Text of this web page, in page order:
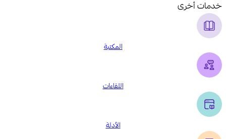
خدمات أخرى
المكتبة
اللقاءات
الأدلة